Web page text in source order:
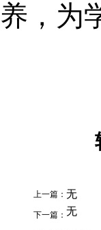
养， 为
上一篇： 无
下一篇： 无